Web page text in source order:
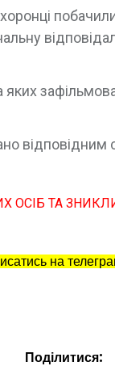
ОСІБ ТА
на
Поділитися: